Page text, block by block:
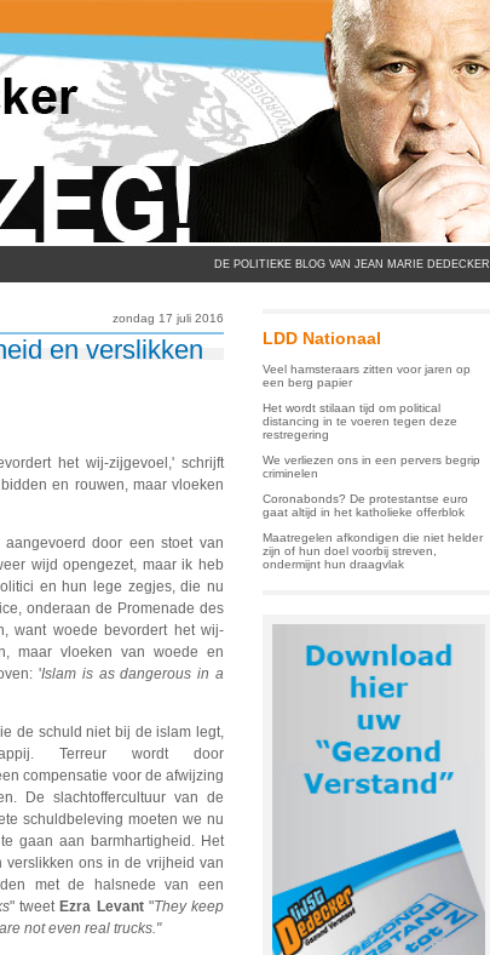
DE POLITIEKE BLOG VAN JEAN MARIE DEDECKER
zondag 17 juli 2016
en verslikken
het wij-zijgevoel,' schrijft
en rouwen, maar vloeken
door een stoet van
wijd opengezet, maar ik heb
en hun lege zegjes, die nu
onderaan de Promenade des
want woede bevordert het wij-
maar vloeken van woede en
'Islam is as dangerous in a
de schuld niet bij de islam legt,
Terreur wordt door
compensatie voor de afwijzing
De slachtoffercultuur van de
schuldbeleving moeten we nu
gaan aan barmhartigheid. Het
verslikken ons in de vrijheid van
met de halsnede van een
" tweet Ezra Levant "They keep
not even real trucks."
LDD Nationaal
Veel hamsteraars zitten voor jaren op
een berg papier
Het wordt stilaan tijd om political
distancing in te voeren tegen deze
restregering
We verliezen ons in een pervers begrip
criminelen
Coronabonds? De protestantse euro
gaat altijd in het katholieke offerblok
Maatregelen afkondigen die niet helder
zijn of hun doel voorbij streven,
ondermijnt hun draagvlak